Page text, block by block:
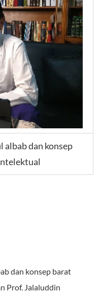
albab dan konsep
dan konsep barat
Prof. Jalaluddin